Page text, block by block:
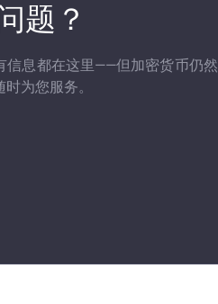
题？
信息都在这里——但加密货币仍然
为您服务。